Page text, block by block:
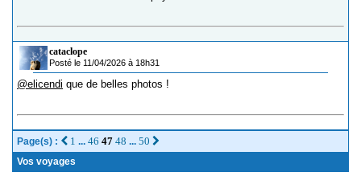
cataclope
Posté le 11/04/2026 à 18h31
@elicendi que de belles photos !
Page(s) : 1 ... 46 47 48 ... 50
Vos voyages